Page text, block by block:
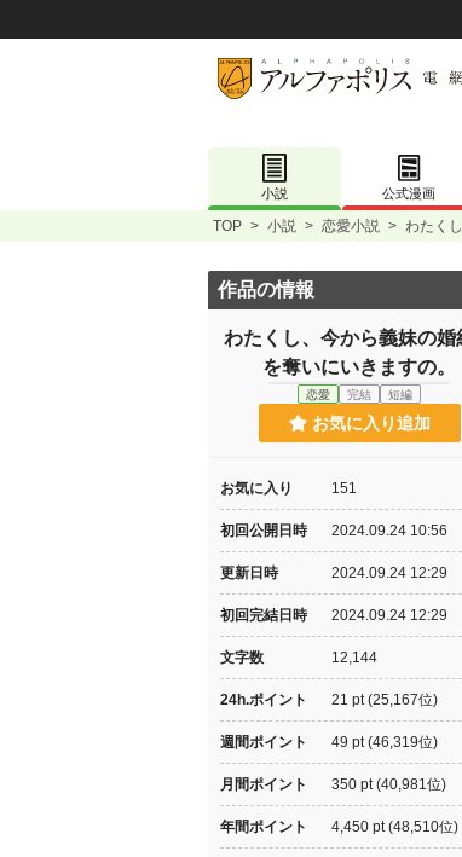
小説 公式漫画
TOP > 小説 > 恋愛小説 > わたく
作品の情報
わたくし、今から義妹の婚
を奪いにいきますの。
恋愛 完結 短編
お気に入り追加
お気に入り 151
初回公開日時 2024.09.24 10:56
更新日時 2024.09.24 12:29
初回完結日時 2024.09.24 12:29
文字数 12,144
24h.ポイント 21 pt (25,167位)
週間ポイント 49 pt (46,319位)
月間ポイント 350 pt (40,981位)
年間ポイント 4,450 pt (48,510位)